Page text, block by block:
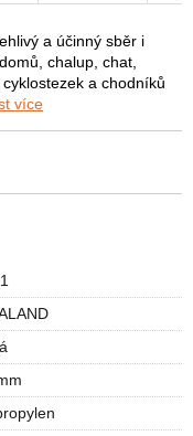
a účinný sběr i
chalup, chat,
a chodníků
více